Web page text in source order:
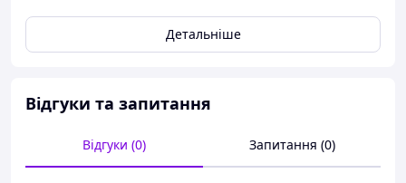
внутрішніх шарах шкіри
Детальніше
Відгуки та запитання
Відгуки (0) Запитання (0)